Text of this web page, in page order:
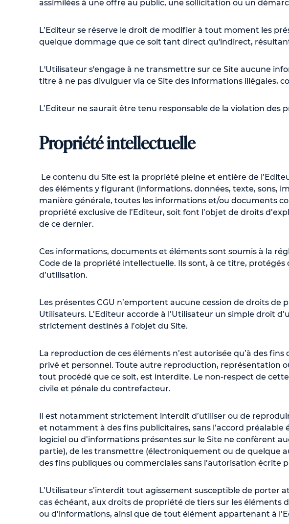
assimilées à une offre au public, une sollicitation ou un
L’Editeur se réserve le droit de modifier à tout moment les
quelque dommage que ce soit tant direct qu'indirect,
L'Utilisateur s'engage à ne transmettre sur ce Site aucune
titre à ne pas divulguer via ce Site des informations illégales,
L’Editeur ne saurait être tenu responsable de la violation des
Propriété intellectuelle
Le contenu du Site est la propriété pleine et entière de
des éléments y figurant (informations, données, texte, sons,
manière générale, toutes les informations et/ou documents
propriété exclusive de l’Editeur, soit font l’objet de droits
de ce dernier.
Ces informations, documents et éléments sont soumis à la
Code de la propriété intellectuelle. Ils sont, à ce titre,
d’utilisation.
Les présentes CGU n’emportent aucune cession de droits
Utilisateurs. L’Editeur accorde à l’Utilisateur un simple droit
strictement destinés à l’objet du Site.
La reproduction de ces éléments n’est autorisée qu’à des
privé et personnel. Toute autre reproduction, représentation
tout procédé que ce soit, est interdite. Le non-respect de
civile et pénale du contrefacteur.
Il est notamment strictement interdit d’utiliser ou de
et notamment à des fins publicitaires, sans l’accord
logiciel ou d’informations présentes sur le Site ne confèrent
partie), de les transmettre (électroniquement ou de quelque
des fins publiques ou commerciales sans l’autorisation écrite
L’Utilisateur s’interdit tout agissement susceptible de
cas échéant, aux droits de propriété de tiers sur les éléments
ou d’informations, ainsi que de tout élément appartenant à